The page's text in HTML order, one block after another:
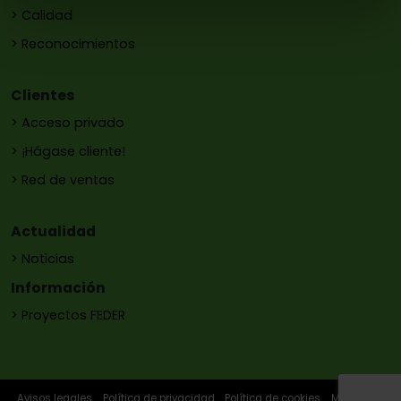
> Calidad
> Reconocimientos
Clientes
> Acceso privado
> ¡Hágase cliente!
> Red de ventas
Actualidad
> Noticias
Información
> Proyectos FEDER
Avisos legales Política de privacidad Política de cookies Mapa web